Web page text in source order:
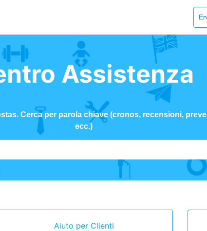
Assistenza
Cerca per parola chiave (cronos, recensioni,
ecc.)
Aiuto per Clienti